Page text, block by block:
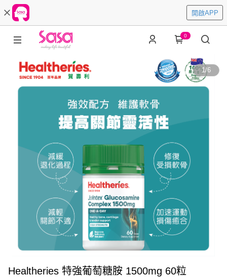
開啟APP
0
1/6
Healtheries 特強葡萄糖胺 1500mg 60粒